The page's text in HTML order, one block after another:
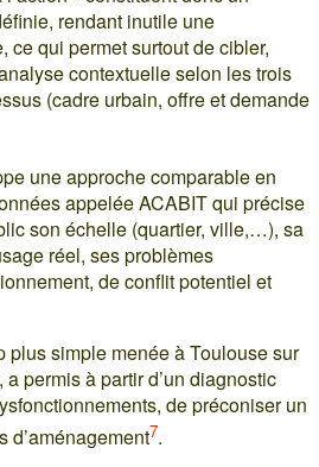
rendant inutile une
ce qui permet surtout de cibler,
contextuelle selon les trois
(cadre urbain, offre et demande
une approche comparable en
appelée ACABIT qui précise
son échelle (quartier, ville,…), sa
réel, ses problèmes
de conflit potentiel et
plus simple menée à Toulouse sur
permis à partir d’un diagnostic
de préconiser un
d’aménagement7.